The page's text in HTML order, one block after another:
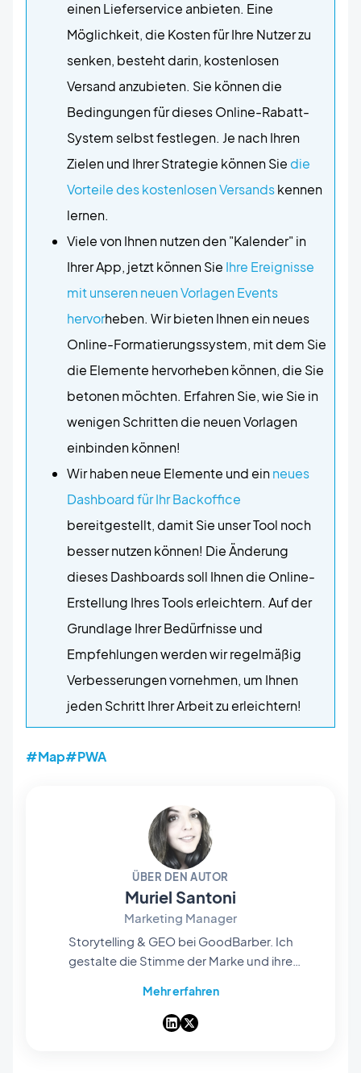
einen Lieferservice anbieten. Eine
Möglichkeit, die Kosten für Ihre Nutzer zu
senken, besteht darin, kostenlosen
Versand anzubieten. Sie können die
Bedingungen für dieses Online-Rabatt-
System selbst festlegen. Je nach Ihren
Zielen und Ihrer Strategie können Sie die
Vorteile des kostenlosen Versandskennen
lernen.
Viele von Ihnen nutzen den "Kalender" in
Ihrer App, jetzt können Sie Ihre Ereignisse
mit unseren neuen Vorlagen Events
hervorheben. Wir bieten Ihnen ein neues
Online-Formatierungssystem, mit dem Sie
die Elemente hervorheben können, die Sie
betonen möchten. Erfahren Sie, wie Sie in
wenigen Schritten die neuen Vorlagen
einbinden können!
Wir haben neue Elemente und einneues
Dashboard für Ihr Backoffice
bereitgestellt, damit Sie unser Tool noch
besser nutzen können! Die Änderung
dieses Dashboards soll Ihnen die Online-
Erstellung Ihres Tools erleichtern. Auf der
Grundlage Ihrer Bedürfnisse und
Empfehlungen werden wir regelmäßig
Verbesserungen vornehmen, um Ihnen
jeden Schritt Ihrer Arbeit zu erleichtern!
#Map#PWA
ÜBER DEN AUTOR
Muriel Santoni
Marketing Manager
Storytelling & GEO bei GoodBarber. Ich
gestalte die Stimme der Marke und ihre
die Worte, die wir wählen, und — immer
häufiger — wie sie in KI-Antworten auftauchen.
Mehr erfahren